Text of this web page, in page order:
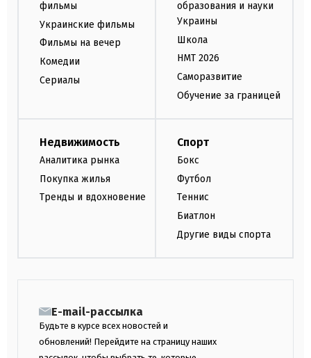
фильмы
Украинские фильмы
Фильмы на вечер
Комедии
Сериалы
образования и науки
Украины
Школа
НМТ 2026
Саморазвитие
Обучение за границей
Недвижимость
Аналитика рынка
Покупка жилья
Тренды и вдохновение
Спорт
Бокс
Футбол
Теннис
Биатлон
Другие виды спорта
E-mail-рассылка
Будьте в курсе всех новостей и
обновлений! Перейдите на страницу наших